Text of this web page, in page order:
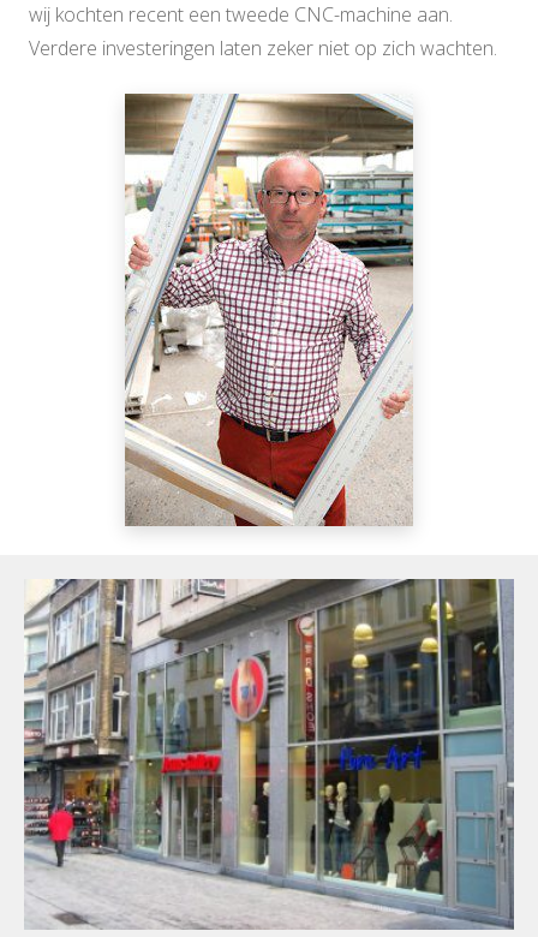
wij kochten recent een tweede CNC-machine aan.
Verdere investeringen laten zeker niet op zich wachten.